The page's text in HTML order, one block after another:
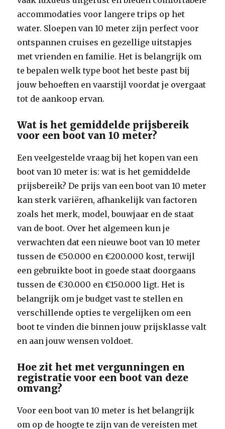
accommodaties voor langere trips op het
water. Sloepen van 10 meter zijn perfect voor
ontspannen cruises en gezellige uitstapjes
met vrienden en familie. Het is belangrijk om
te bepalen welk type boot het beste past bij
jouw behoeften en vaarstijl voordat je overgaat
tot de aankoop ervan.
Wat is het gemiddelde prijsbereik
voor een boot van 10 meter?
Een veelgestelde vraag bij het kopen van een
boot van 10 meter is: wat is het gemiddelde
prijsbereik? De prijs van een boot van 10 meter
kan sterk variëren, afhankelijk van factoren
zoals het merk, model, bouwjaar en de staat
van de boot. Over het algemeen kun je
verwachten dat een nieuwe boot van 10 meter
tussen de €50.000 en €200.000 kost, terwijl
een gebruikte boot in goede staat doorgaans
tussen de €30.000 en €150.000 ligt. Het is
belangrijk om je budget vast te stellen en
verschillende opties te vergelijken om een
boot te vinden die binnen jouw prijsklasse valt
en aan jouw wensen voldoet.
Hoe zit het met vergunningen en
registratie voor een boot van deze
omvang?
Voor een boot van 10 meter is het belangrijk
om op de hoogte te zijn van de vereisten met